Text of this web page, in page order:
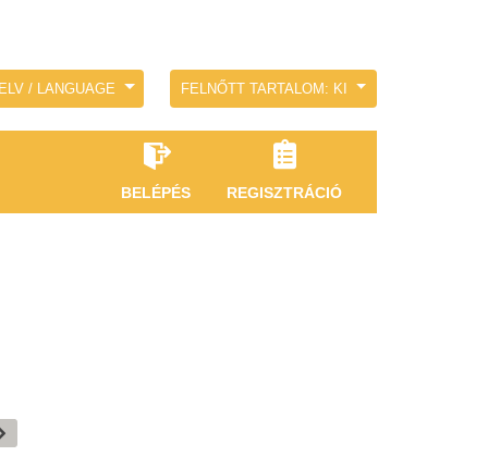
/ LANGUAGE FELNŐTT TARTALOM: KI
BELÉPÉS REGISZTRÁCIÓ